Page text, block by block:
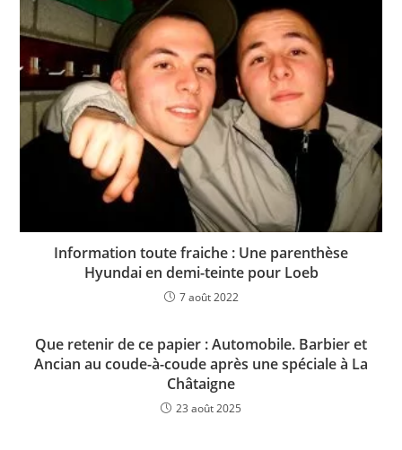
Information toute fraiche : Une parenthèse
Hyundai en demi-teinte pour Loeb
7 août 2022
Que retenir de ce papier : Automobile. Barbier et
Ancian au coude-à-coude après une spéciale à La
Châtaigne
23 août 2025